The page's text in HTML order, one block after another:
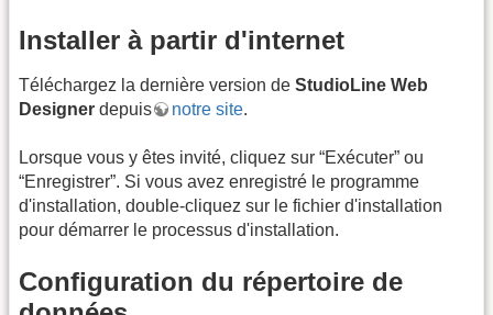
Installer à partir d'internet
Téléchargez la dernière version de StudioLine Web
Designer depuis notre site.
Lorsque vous y êtes invité, cliquez sur “Exécuter” ou
“Enregistrer”. Si vous avez enregistré le programme
d'installation, double-cliquez sur le fichier d'installation
pour démarrer le processus d'installation.
Configuration du répertoire de